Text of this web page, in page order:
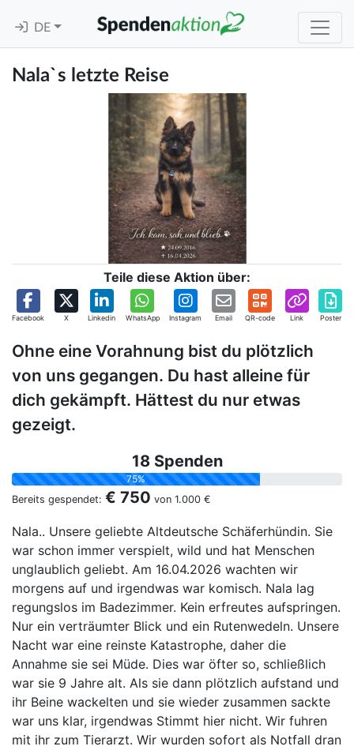
DE
Nala`s letzte Reise
Teile diese Aktion über:
Facebook X Linkedin WhatsApp Instagram Email QR-code Link Poster
Ohne eine Vorahnung bist du plötzlich
von uns gegangen. Du hast alleine für
dich gekämpft. Hättest du nur etwas
gezeigt.
18 Spenden
75%
Bereits gespendet: € 750 von 1.000 €
Nala.. Unsere geliebte Altdeutsche Schäferhündin. Sie
war schon immer verspielt, wild und hat Menschen
unglaublich geliebt. Am 16.04.2026 wachten wir
morgens auf und irgendwas war komisch. Nala lag
regungslos im Badezimmer. Kein erfreutes aufspringen.
Nur ein verträumter Blick und ein Rutenwedeln. Unsere
Nacht war eine reinste Katastrophe, daher die
Annahme sie sei Müde. Dies war öfter so, schließlich
war sie 9 Jahre alt. Als sie dann plötzlich aufstand und
ihr Beine wackelten und sie wieder zusammen sackte
war uns klar, irgendwas Stimmt hier nicht. Wir fuhren
mit ihr zum Tierarzt. Wir wurden sofort als Notfall dran